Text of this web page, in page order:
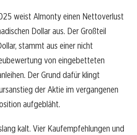
weist Almonty einen Nettoverlust
Dollar aus. Der Großteil
stammt aus einer nicht
von eingebetteten
Der Grund dafür klingt
der Aktie im vergangenen
aufgebläht.
kalt. Vier Kaufempfehlungen und